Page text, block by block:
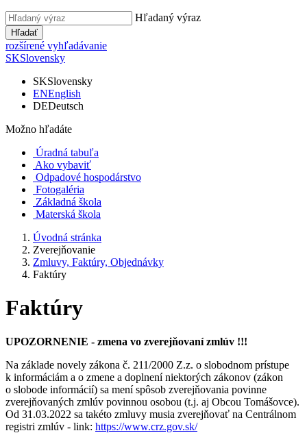
Hľadaný výraz
Hľadať
rozšírené vyhľadávanie
SKSlovensky
SKSlovensky
ENEnglish
DEDeutsch
Možno hľadáte
Úradná tabuľa
Ako vybaviť
Odpadové hospodárstvo
Fotogaléria
Základná škola
Materská škola
Úvodná stránka
Zverejňovanie
Zmluvy, Faktúry, Objednávky
Faktúry
Faktúry
UPOZORNENIE - zmena vo zverejňovaní zmlúv !!!
Na základe novely zákona č. 211/2000 Z.z. o slobodnom prístupe
k informáciám a o zmene a doplnení niektorých zákonov (zákon
o slobode informácií) sa mení spôsob zverejňovania povinne
zverejňovaných zmlúv povinnou osobou (t.j. aj Obcou Tomášovce).
Od 31.03.2022 sa takéto zmluvy musia zverejňovať na Centrálnom
registri zmlúv - link: https://www.crz.gov.sk/